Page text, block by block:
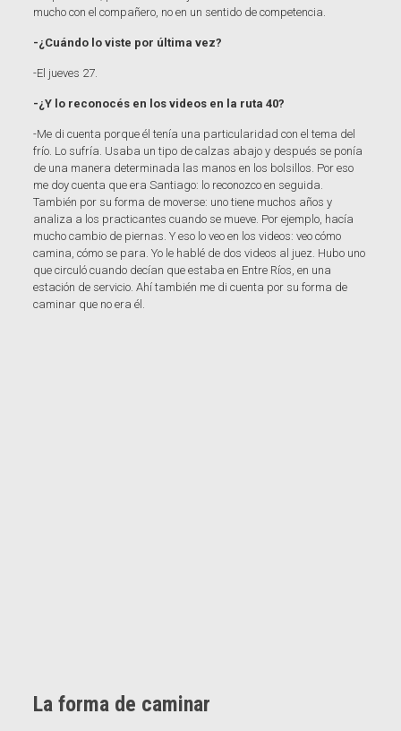
mucho con el compañero, no en un sentido de competencia.
-¿Cuándo lo viste por última vez?
-El jueves 27.
-¿Y lo reconocés en los videos en la ruta 40?
-Me di cuenta porque él tenía una particularidad con el tema del
frío. Lo sufría. Usaba un tipo de calzas abajo y después se ponía
de una manera determinada las manos en los bolsillos. Por eso
me doy cuenta que era Santiago: lo reconozco en seguida.
También por su forma de moverse: uno tiene muchos años y
analiza a los practicantes cuando se mueve. Por ejemplo, hacía
mucho cambio de piernas. Y eso lo veo en los videos: veo cómo
camina, cómo se para. Yo le hablé de dos videos al juez. Hubo uno
que circuló cuando decían que estaba en Entre Ríos, en una
estación de servicio. Ahí también me di cuenta por su forma de
caminar que no era él.
La forma de caminar